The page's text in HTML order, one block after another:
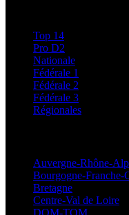
Top 14
Pro D2
Nationale
Fédérale 1
Fédérale 2
Fédérale 3
Régionales
Auvergne-Rhône-
Bourgogne-Franche-
Bretagne
Centre-Val de Loire
DOM-TOM